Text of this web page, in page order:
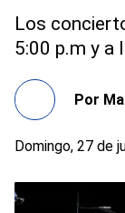
Los
5:00 p.m y a
Por
Domingo, 27 de